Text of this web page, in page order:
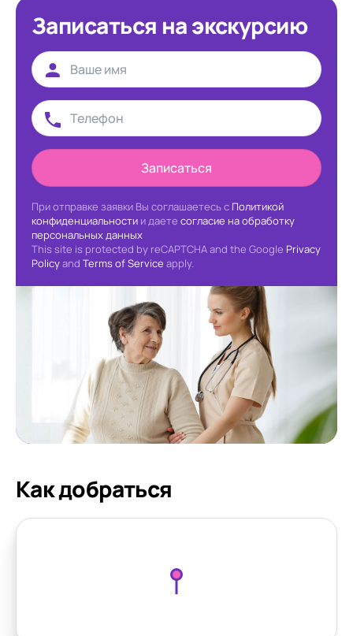
Записаться на экскурсию
Записаться
При отправке заявки Вы соглашаетесь с Политикой
конфиденциальности и даете согласие на обработку
персональных данных
This site is protected by reCAPTCHA and the Google Privacy
Policyand Terms of Service apply.
Как добраться